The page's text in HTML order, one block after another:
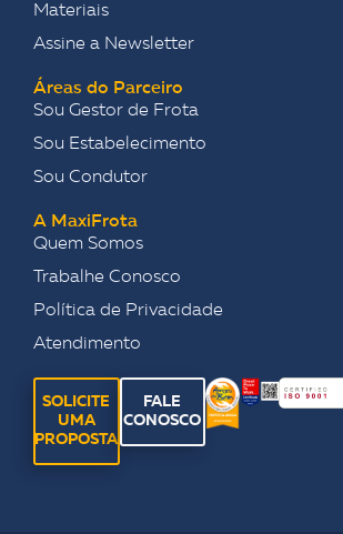
Materiais
Assine a Newsletter
Áreas do Parceiro
Sou Gestor de Frota
Sou Estabelecimento
Sou Condutor
A MaxiFrota
Quem Somos
Trabalhe Conosco
Política de Privacidade
Atendimento
SOLICITE
UMA
PROPOSTA
FALE
CONOSCO